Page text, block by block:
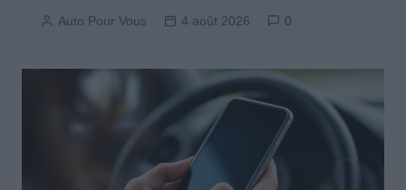
Auto Pour Vous 4 août 2026 0